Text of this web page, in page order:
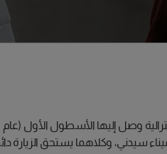
سيدني، وكلاهما يستحق الزيارة